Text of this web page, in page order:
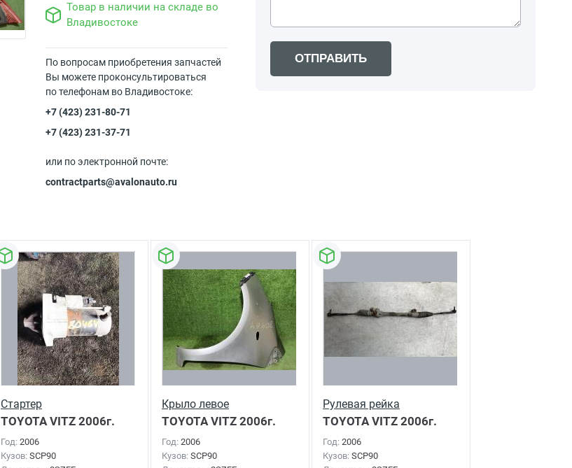
Товар в наличии на складе во
Владивостоке
По вопросам приобретения запчастей
Вы можете проконсультироваться
по телефонам во Владивостоке:
+7 (423) 231-80-71
+7 (423) 231-37-71
или по электронной почте:
contractparts@avalonauto.ru
ОТПРАВИТЬ
Стартер
TOYOTA VITZ 2006г.
Год: 2006
Кузов: SCP90
Крыло левое
TOYOTA VITZ 2006г.
Год: 2006
Кузов: SCP90
Рулевая рейка
TOYOTA VITZ 2006г.
Год: 2006
Кузов: SCP90